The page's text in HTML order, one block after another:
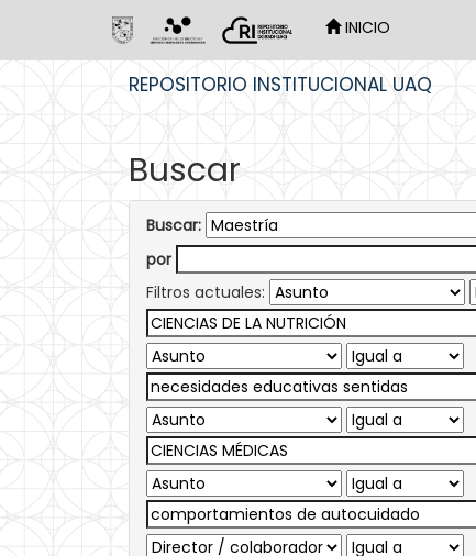
INICIO
REPOSITORIO INSTITUCIONAL UAQ
Buscar
Buscar:
por
Filtros actuales: